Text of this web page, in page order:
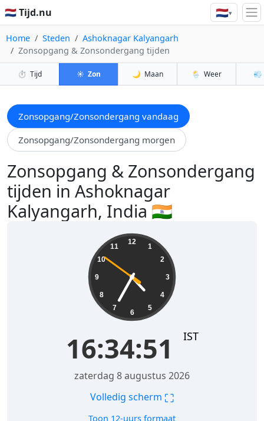
🇳🇱 Tijd.nu 🇳🇱▾
Home Steden
Ashoknagar Kalyangarh
Zonsopgang & Zonsondergang tijden
⏱️ Tijd ☀️ Zon 🌙 Maan 🌦️ Weer 💨
Zonsopgang/Zonsondergang vandaag
Zonsopgang/Zonsondergang morgen
Zonsopgang & Zonsondergang
tijden in Ashoknagar
Kalyangarh, India 🇮🇳
12
1
2
3
4
5
6
7
8
9
10
11
16:34:53 IST
zaterdag 8 augustus 2026
Volledig scherm ⛶
Toon 12-uurs formaat